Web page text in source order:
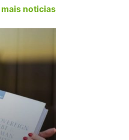
mais noticias